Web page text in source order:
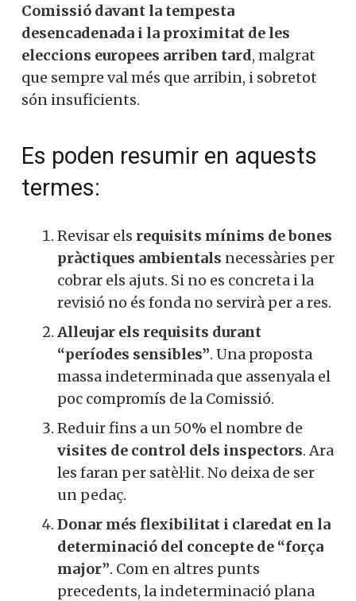
Comissió davant la tempesta
desencadenada i la proximitat de les
eleccions europees arriben tard, malgrat
que sempre val més que arribin, i sobretot
són insuficients.
Es poden resumir en aquests
termes:
Revisar els requisits mínims de bones
pràctiques ambientals necessàries per
cobrar els ajuts. Si no es concreta i la
revisió no és fonda no servirà per a res.
Alleujar els requisits durant
“períodes sensibles”. Una proposta
massa indeterminada que assenyala el
poc compromís de la Comissió.
Reduir fins a un 50% el nombre de
visites de control dels inspectors. Ara
les faran per satèl·lit. No deixa de ser
un pedaç.
Donar més flexibilitat i claredat en la
determinació del concepte de “força
major”. Com en altres punts
precedents, la indeterminació plana